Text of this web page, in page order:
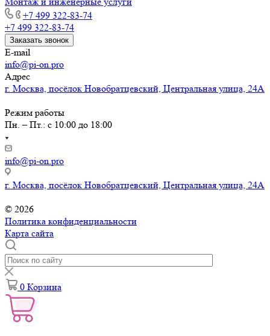
+7 499 322-83-74
+7 499 322-83-74
Заказать звонок
E-mail
info@pi-on.pro
Адрес
г. Москва, посёлок Новобратцевский, Центральная улица, 24А
Режим работы
Пн. – Пт.: с 10:00 до 18:00
info@pi-on.pro
г. Москва, посёлок Новобратцевский, Центральная улица, 24А
© 2026
Политика конфиденциальности
Карта сайта
0 Корзина